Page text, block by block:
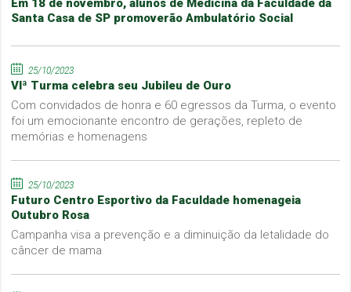
Em 18 de novembro, alunos de Medicina da Faculdade da
Santa Casa de SP promoverão Ambulatório Social
25/10/2023
VIª Turma celebra seu Jubileu de Ouro
Com convidados de honra e 60 egressos da Turma, o evento
foi um emocionante encontro de gerações, repleto de
memórias e homenagens
25/10/2023
Futuro Centro Esportivo da Faculdade homenageia
Outubro Rosa
Campanha visa a prevenção e a diminuição da letalidade do
câncer de mama